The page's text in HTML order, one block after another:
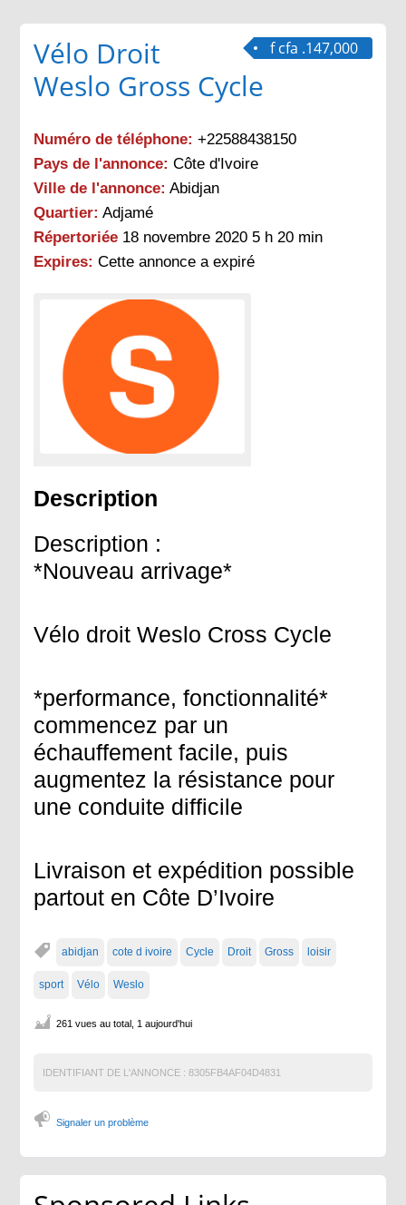
f cfa .147,000
Vélo Droit
Weslo Gross Cycle
Numéro de téléphone: +22588438150
Pays de l'annonce: Côte d'Ivoire
Ville de l'annonce: Abidjan
Quartier: Adjamé
Répertoriée 18 novembre 2020 5 h 20 min
Expires: Cette annonce a expiré
Description
Description :
*Nouveau arrivage*
Vélo droit Weslo Cross Cycle
*performance, fonctionnalité*
commencez par un
échauffement facile, puis
augmentez la résistance pour
une conduite difficile
Livraison et expédition possible
partout en Côte D’Ivoire
abidjan cote d ivoire Cycle Droit Gross loisir
sport Vélo Weslo
261 vues au total, 1 aujourd'hui
IDENTIFIANT DE L'ANNONCE : 8305FB4AF04D4831
Signaler un problème